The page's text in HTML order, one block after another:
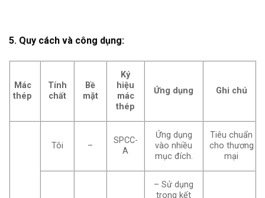
5. Quy cách và công dụng:
Mác
thép
Tính
chất
Bề
mặt
Ký
hiệu
mác
thép
Ứng dụng Ghi chú
Tôi –
SPCC-
A
Ứng dụng
vào nhiều
mục đích.
Tiêu chuẩn
cho thương
mại
– Sử dụng
trong kết